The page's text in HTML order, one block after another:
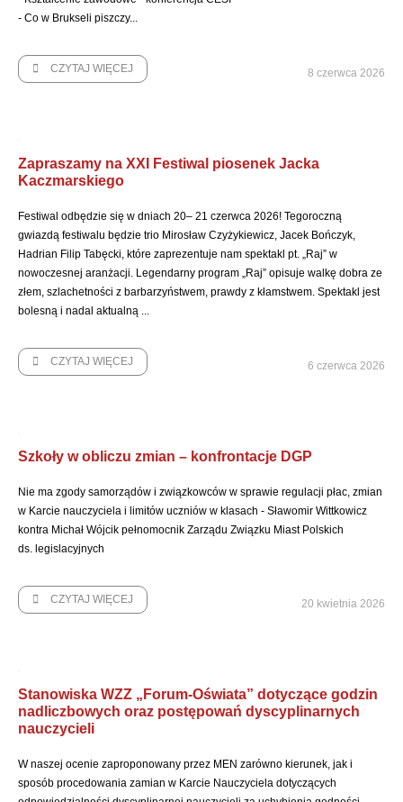
- Co w Brukseli piszczy...
CZYTAJ WIĘCEJ 8 czerwca 2026
Zapraszamy na XXI Festiwal piosenek Jacka
Kaczmarskiego
Festiwal odbędzie się w dniach 20– 21 czerwca 2026! Tegoroczną
gwiazdą festiwalu będzie trio Mirosław Czyżykiewicz, Jacek Bończyk,
Hadrian Filip Tabęcki, które zaprezentuje nam spektakl pt. „Raj” w
nowoczesnej aranżacji. Legendarny program „Raj” opisuje walkę dobra ze
złem, szlachetności z barbarzyństwem, prawdy z kłamstwem. Spektakl jest
bolesną i nadal aktualną ...
CZYTAJ WIĘCEJ 6 czerwca 2026
Szkoły w obliczu zmian – konfrontacje DGP
Nie ma zgody samorządów i związkowców w sprawie regulacji płac, zmian
w Karcie nauczyciela i limitów uczniów w klasach - Sławomir Wittkowicz
kontra Michał Wójcik pełnomocnik Zarządu Związku Miast Polskich
ds. legislacyjnych
CZYTAJ WIĘCEJ 20 kwietnia 2026
Stanowiska WZZ „Forum-Oświata” dotyczące godzin
nadliczbowych oraz postępowań dyscyplinarnych
nauczycieli
W naszej ocenie zaproponowany przez MEN zarówno kierunek, jak i
sposób procedowania zamian w Karcie Nauczyciela dotyczących